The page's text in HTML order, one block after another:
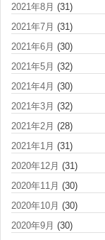
2021年8月 (31)
2021年7月 (31)
2021年6月 (30)
2021年5月 (32)
2021年4月 (30)
2021年3月 (32)
2021年2月 (28)
2021年1月 (31)
2020年12月 (31)
2020年11月 (30)
2020年10月 (30)
2020年9月 (30)